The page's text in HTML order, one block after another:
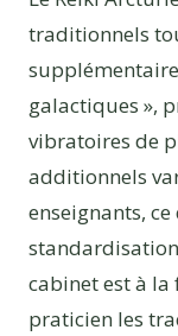
traditionnels
galactiques »,
vibratoires de
additionnels
enseignants,
cabinet est à
praticien les